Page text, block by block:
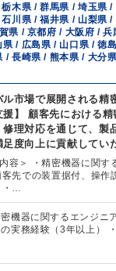
木県 / 群馬県 / 埼玉県 /
川県 / 福井県 / 山梨県
県 / 京都府 / 大阪府 /
/ 広島県 / 山口県 / 徳
/ 長崎県 / 熊本県 / 大分
ル市場で展開される精
援】 顧客先における
修理対応を通じて、製
足度向上に貢献してい
容＞ ・精密機器に関す
先での装置据付、操作
・…
密機器に関するエンジニ
の実務経験（3年以上）